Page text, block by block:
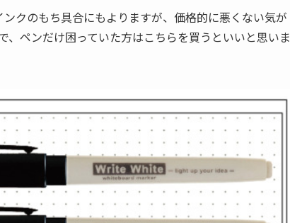
クのもち具合にもよりますが、価格的に悪くない気が
ペンだけ困っていた方はこちらを買うといいと思いま